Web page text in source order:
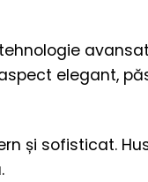
elegant,
și sofisticat.